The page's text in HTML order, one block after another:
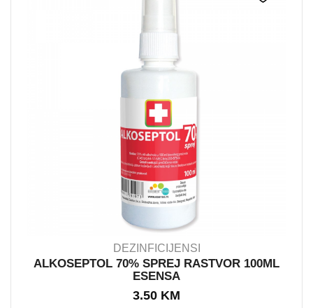
DEZINFICIJENSI
ALKOSEPTOL 70% SPREJ RASTVOR 100ML
ESENSA
3.50 KM